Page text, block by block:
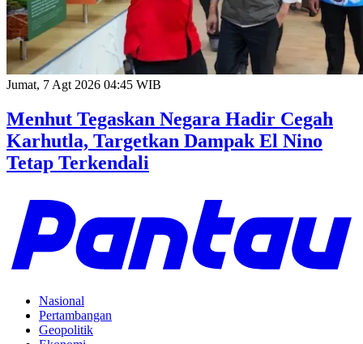
Jumat, 7 Agt 2026 04:45 WIB
Menhut Tegaskan Negara Hadir Cegah
Karhutla, Targetkan Dampak El Nino
Tetap Terkendali
Nasional
Pertambangan
Geopolitik